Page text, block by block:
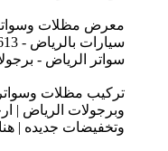
معرض مظلات وسواتر
سواتر الرياض -
تركيب مظلات
وبرجولات الرياض |
وتخفيضات جديده |